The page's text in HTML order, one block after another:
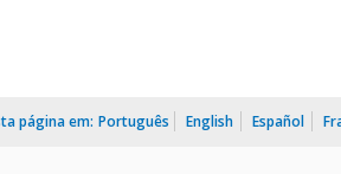
página em: Português English Español